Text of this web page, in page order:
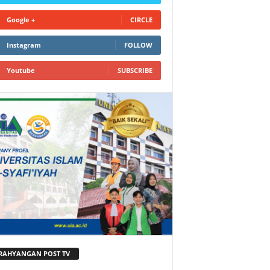
Google + CIRCLE
Instagram FOLLOW
Youtube SUBSCRIBE
POST TV